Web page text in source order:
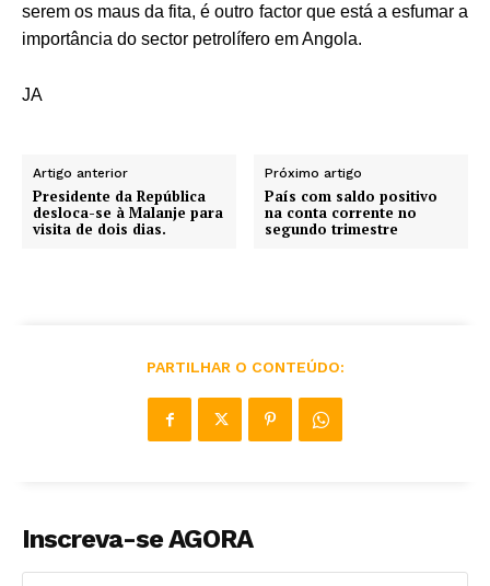
serem os maus da fita, é outro factor que está a esfumar a
importância do sector petrolífero em Angola.
JA
Artigo anterior
Presidente da República
desloca-se à Malanje para
visita de dois dias.
Próximo artigo
País com saldo positivo
na conta corrente no
segundo trimestre
PARTILHAR O CONTEÚDO:
Inscreva-se AGORA